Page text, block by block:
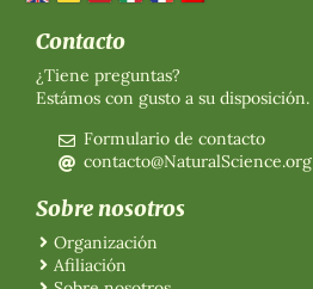
Contacto
¿Tiene preguntas?
Estámos con gusto a su disposición.
Formulario de contacto
contacto@NaturalScience.org
Sobre nosotros
Organización
Afiliación